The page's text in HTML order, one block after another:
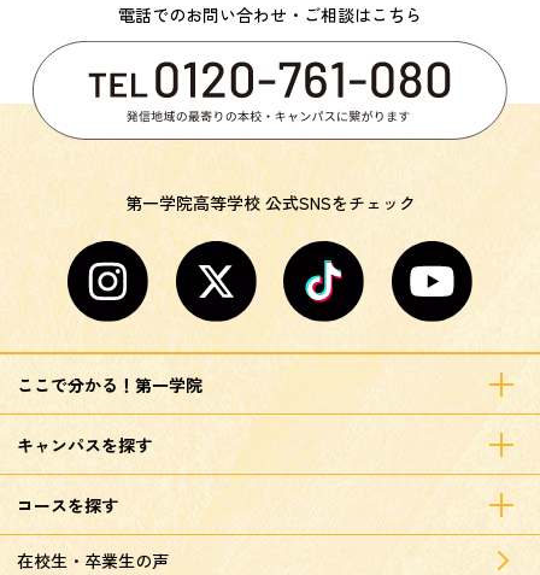
電話でのお問い合わせ・ご相談はこちら
第一学院高等学校 公式SNSをチェック
ここで分かる！第一学院
キャンパスを探す
コースを探す
在校生・卒業生の声